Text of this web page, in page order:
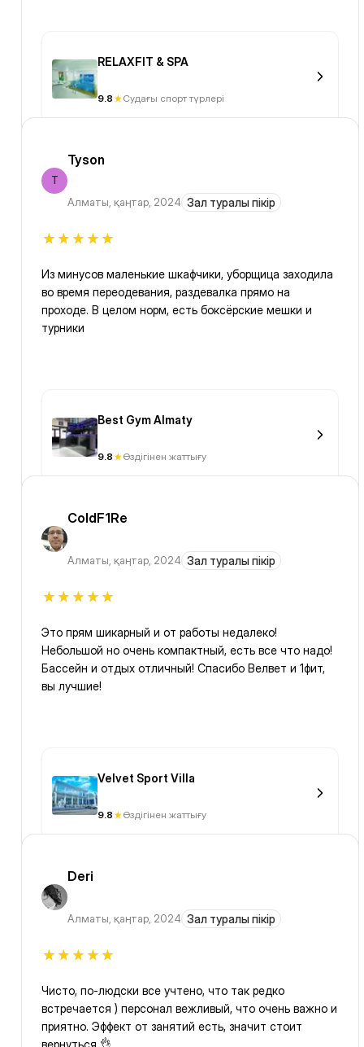
RELAXFIT & SPA
9.8 Судағы спорт түрлері
T
Tyson
Алматы, қаңтар, 2024 Зал туралы пікір
Из минусов маленькие шкафчики, уборщица заходила
во время переодевания, раздевалка прямо на
проходе. В целом норм, есть боксёрские мешки и
турники
Best Gym Almaty
9.8 Өздігінен жаттығу
ColdF1Re
Алматы, қаңтар, 2024 Зал туралы пікір
Это прям шикарный и от работы недалеко!
Небольшой но очень компактный, есть все что надо!
Бассейн и отдых отличный! Спасибо Велвет и 1фит,
вы лучшие!
Velvet Sport Villa
9.8 Өздігінен жаттығу
Deri
Алматы, қаңтар, 2024 Зал туралы пікір
Чисто, по-людски все учтено, что так редко
встречается ) персонал вежливый, что очень важно и
приятно. Эффект от занятий есть, значит стоит